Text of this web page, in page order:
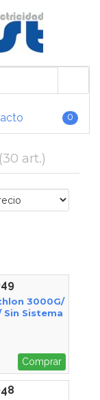
0
(30 art.)
3000G/
Sin Sistema
Comprar